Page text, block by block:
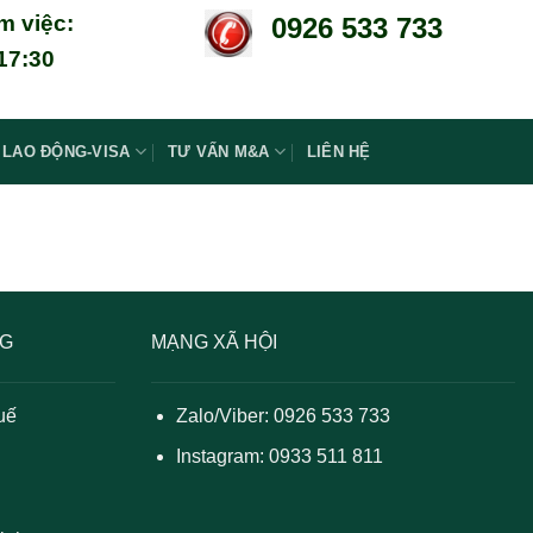
việc:
0926 533 733
LAO ĐỘNG-VISA TƯ VẤN M&A LIÊN HỆ
MẠNG XÃ HỘI
Zalo/Viber: 0926 533 733
Instagram: 0933 511 811